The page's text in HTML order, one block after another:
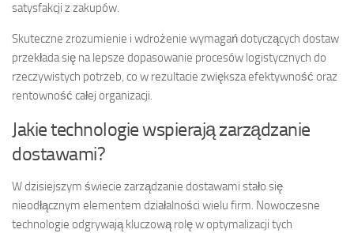
satysfakcji z zakupów.
Skuteczne zrozumienie i wdrożenie wymagań dotyczących dostaw
przekłada się na lepsze dopasowanie procesów logistycznych do
rzeczywistych potrzeb, co w rezultacie zwiększa efektywność oraz
rentowność całej organizacji.
Jakie technologie wspierają zarządzanie
dostawami?
W dzisiejszym świecie zarządzanie dostawami stało się
nieodłącznym elementem działalności wielu firm. Nowoczesne
technologie odgrywają kluczową rolę w optymalizacji tych